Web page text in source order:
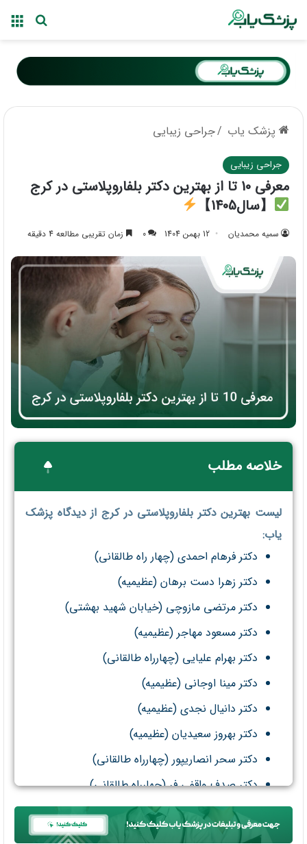
پزشک یاب /جراحی زیبایی
جراحی زیبایی
معرفی 10 تا از بهترین دکتر بلفاروپلاستی در کرج
【سال1405】
سمیه محمدیان 12 بهمن 1404 0 زمان تقریبی مطالعه 4 دقیقه
خلاصه مطلب
لیست بهترین دکتر بلفاروپلاستی در کرج از دیدگاه پزشک
یاب:
دکتر فرهام احمدی (چهار راه طالقانی)
دکتر زهرا دست برهان (عظیمیه)
دکتر مرتضی مازوچی (خیابان شهید بهشتی)
دکتر مسعود مهاجر (عظیمیه)
دکتر بهرام علیایی (چهارراه طالقانی)
دکتر مینا اوجانی (عظیمیه)
دکتر دانیال نجدی (عظیمیه)
دکتر بهروز سعیدیان (عظیمیه)
دکتر سحر انصاریپور (چهارراه طالقانی)
دکتر صدف واقفی فر (چهارراه طالقانی)